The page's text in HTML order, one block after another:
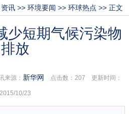
资讯 >> 环境要闻 >> 环球热点 >> 正文
少短期气候污染物
排放
源： 新华网 点击数： 207 更新时间：
2015/10/23